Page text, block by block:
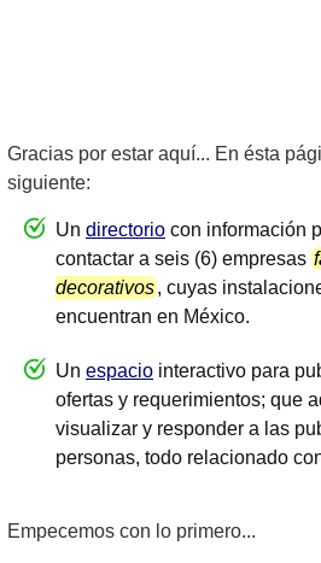
Gracias por estar aquí... En ésta
siguiente:
Un directorio con información
contactar a seis (6) empresas
decorativos, cuyas
encuentran en México.
Un espacio interactivo para
ofertas y requerimientos; que
visualizar y responder a las
personas, todo relacionado
Empecemos con lo primero...